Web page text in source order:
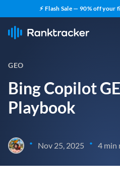
⚡ Flash Sale — 90% off
GEO
Bing Copilot
Playbook
• Nov 25, 2025 • 4 min